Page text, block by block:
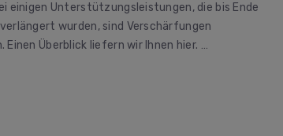
einigen Unterstützungsleistungen, die bis Ende
wurden, sind Verschärfungen
Einen Überblick liefern wir Ihnen hier. …